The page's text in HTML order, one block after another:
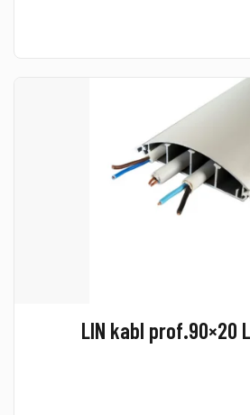
LIN kabl prof.90×20